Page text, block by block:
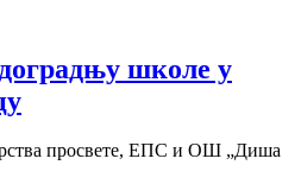
школе у
просвете, ЕПС и ОШ „Диша